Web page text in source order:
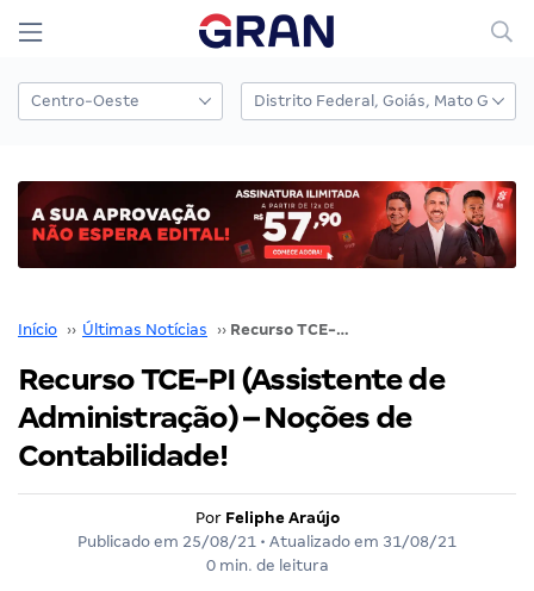
Início ›› Últimas Notícias ›› Recurso TCE-PI (Assistente de Administração) – Noções de Contabilidade!
Recurso TCE-PI (Assistente de
Administração) – Noções de
Contabilidade!
Por Feliphe Araújo
Publicado em 25/08/21 • Atualizado em 31/08/21
0 min. de leitura